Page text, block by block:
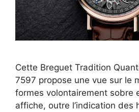
Cette Breguet Tradition
7597 propose une vue sur le
formes volontairement sobre
affiche, outre l’indication des